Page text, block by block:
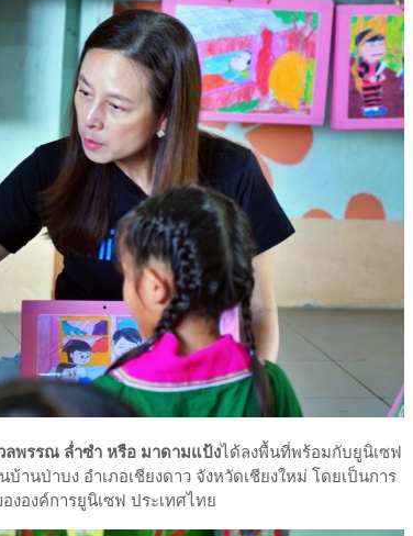
วลพรรณ ล่ำซำ หรือ มาดามแป้งได้ลงพื้นที่พร้อมกับยูนิเซฟ
านป่าบง อำเภอเชียงดาว จังหวัดเชียงใหม่ โดยเป็นการ
องค์การยูนิเซฟ ประเทศไทย